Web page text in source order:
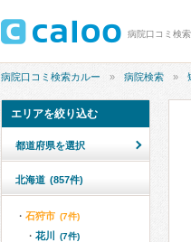
病院口コミ検
病院口コミ検索カルー 病院検索
エリアを絞り込む
都道府県を選択
北海道 (857件)
石狩市 (7件)
花川 (7件)